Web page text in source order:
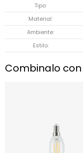
Tipo
Material
Ambiente
Estilo
Combinalo con